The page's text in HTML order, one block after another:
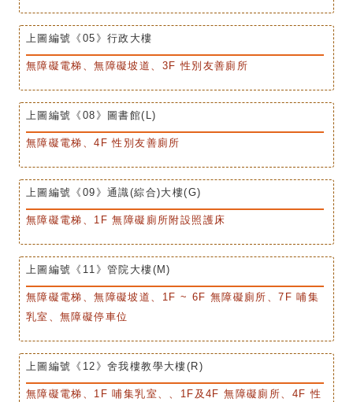
上圖編號《05》行政大樓
無障礙電梯、無障礙坡道、3F 性別友善廁所
上圖編號《08》圖書館(L)
無障礙電梯、4F 性別友善廁所
上圖編號《09》通識(綜合)大樓(G)
無障礙電梯、1F 無障礙廁所附設照護床
上圖編號《11》管院大樓(M)
無障礙電梯、無障礙坡道、1F ~ 6F 無障礙廁所、7F 哺集
乳室、無障礙停車位
上圖編號《12》舍我樓教學大樓(R)
無障礙電梯、1F 哺集乳室、、1F及4F 無障礙廁所、4F 性